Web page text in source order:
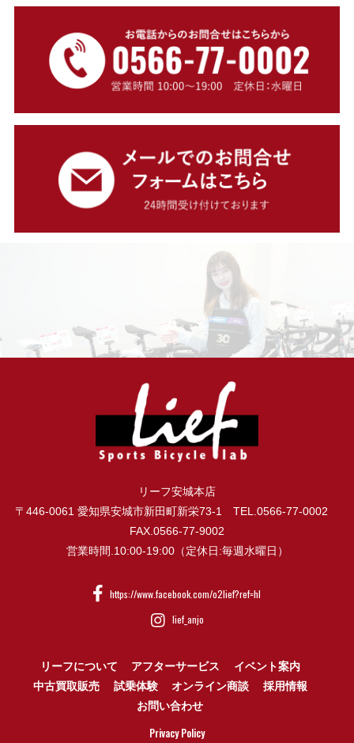
リーフ安城本店
〒446-0061 愛知県安城市新田町新栄73-1 TEL.0566-77-0002
FAX.0566-77-9002
営業時間.10:00-19:00（定休日:毎週水曜日）
https://www.facebook.com/o2lief?ref=hl
lief_anjo
リーフについて アフターサービス
イベント案内
中古買取販売
試乗体験 オンライン商談
採用情報
お問い合わせ
Privacy Policy